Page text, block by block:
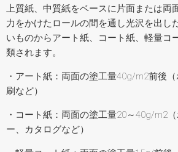
上質紙、中質紙をベースに片面または両
力をかけたロールの間を通し光沢を出し
いものからアート紙、コート紙、軽量コ
類されます。
・アート紙：両面の塗工量40g/m2前後
刷など）
・コート紙：両面の塗工量20～40g/m2
ー、カタログなど）